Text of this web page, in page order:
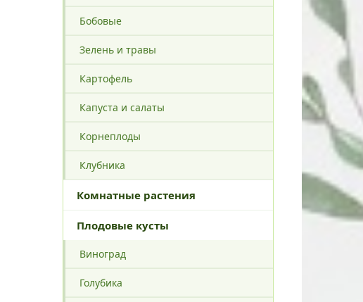
Бобовые
Зелень и травы
Картофель
Капуста и салаты
Корнеплоды
Клубника
Комнатные растения
Плодовые кусты
Виноград
Голубика